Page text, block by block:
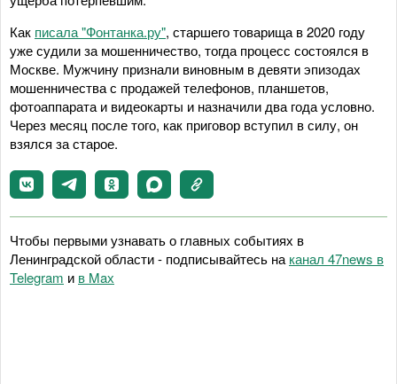
Как писала "Фонтанка.ру", старшего товарища в 2020 году
уже судили за мошенничество, тогда процесс состоялся в
Москве. Мужчину признали виновным в девяти эпизодах
мошенничества с продажей телефонов, планшетов,
фотоаппарата и видеокарты и назначили два года условно.
Через месяц после того, как приговор вступил в силу, он
взялся за старое.
Чтобы первыми узнавать о главных событиях в
Ленинградской области - подписывайтесь на канал 47news в
Telegram и в Maх